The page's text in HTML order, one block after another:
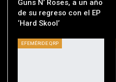
Guns N’ Roses, a un año
de su regreso con el EP
‘Hard Skool’
EFEMÉRIDE QRP